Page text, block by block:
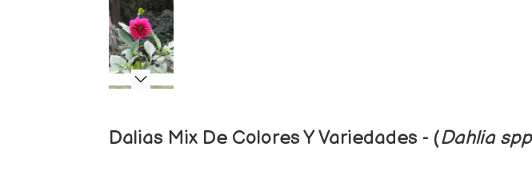
Dalias Mix De Colores Y Variedades - (Dahlia